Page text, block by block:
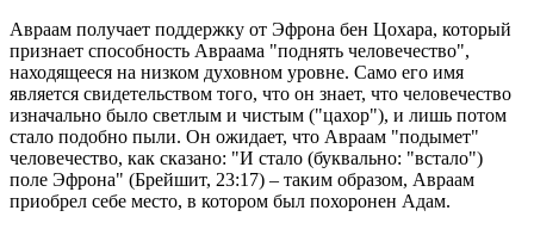
Авраам получает поддержку от Эфрона бен Цохара, который
признает способность Авраама "поднять человечество",
находящееся на низком духовном уровне. Само его имя
является свидетельством того, что он знает, что человечество
изначально было светлым и чистым ("цахор"), и лишь потом
стало подобно пыли. Он ожидает, что Авраам "подымет"
человечество, как сказано: "И стало (буквально: "встало")
поле Эфрона" (Брейшит, 23:17) – таким образом, Авраам
приобрел себе место, в котором был похоронен Адам.